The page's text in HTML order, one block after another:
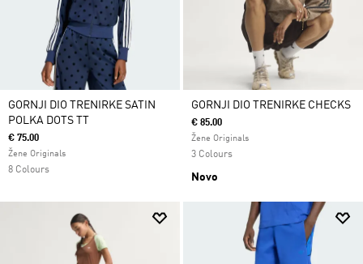
GORNJI DIO TRENIRKE SATIN
POLKA DOTS TT
€ 75.00
Žene Originals
8 Colours
GORNJI DIO TRENIRKE CHECKS
€ 85.00
Žene Originals
3 Colours
Novo